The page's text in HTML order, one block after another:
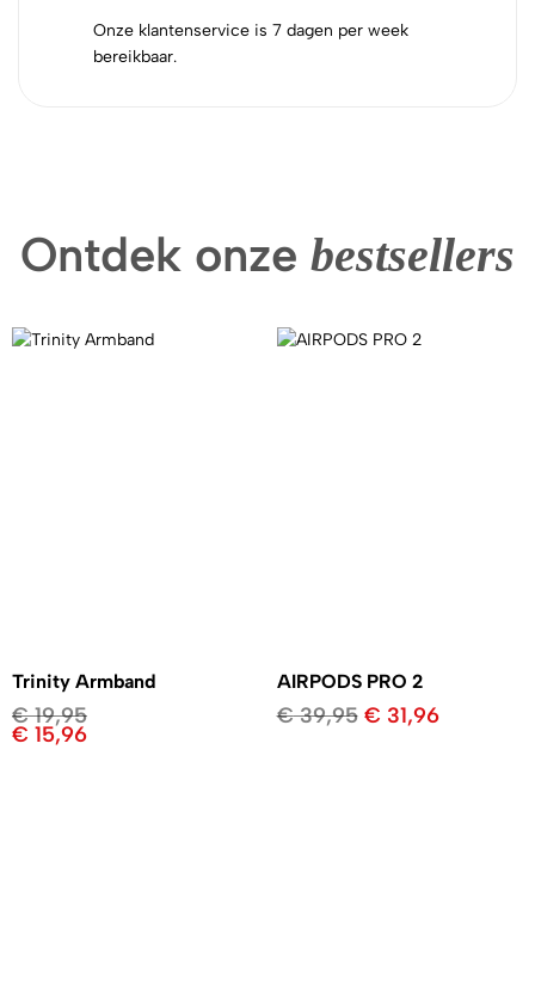
Onze klantenservice is 7 dagen per week
bereikbaar.
Ontdek onze bestsellers
Trinity Armband
€19,95
€ 15,96
AIRPODS PRO 2
€39,95 € 31,96